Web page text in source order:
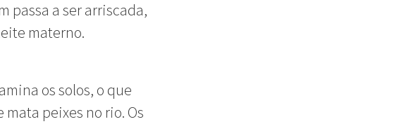
passa a ser arriscada,
materno.
os solos, o que
peixes no rio. Os